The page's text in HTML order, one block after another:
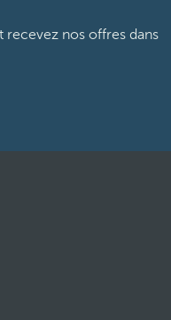
nos offres dans